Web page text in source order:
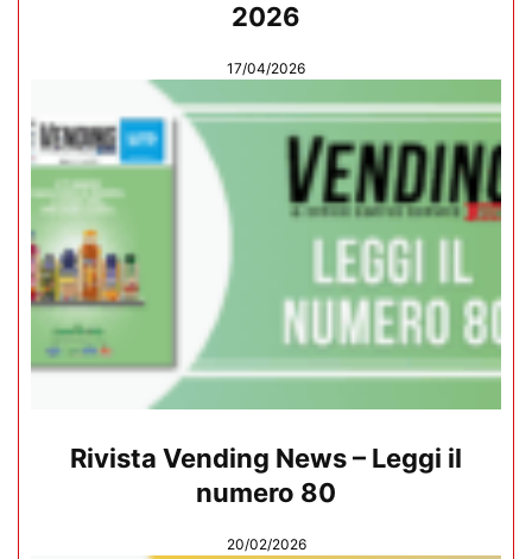
2026
17/04/2026
Rivista Vending News – Leggi il
numero 80
20/02/2026